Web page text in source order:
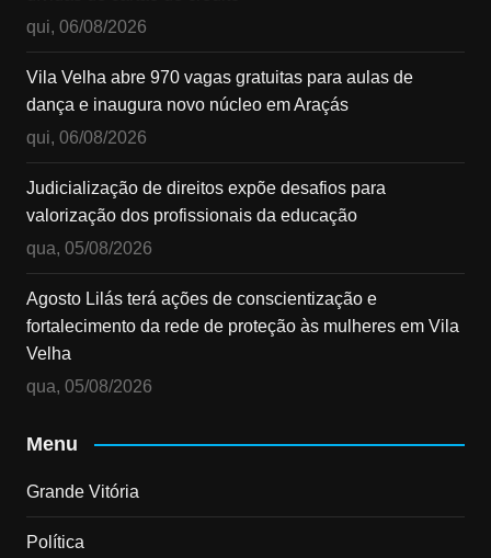
qui, 06/08/2026
Vila Velha abre 970 vagas gratuitas para aulas de
dança e inaugura novo núcleo em Araçás
qui, 06/08/2026
Judicialização de direitos expõe desafios para
valorização dos profissionais da educação
qua, 05/08/2026
Agosto Lilás terá ações de conscientização e
fortalecimento da rede de proteção às mulheres em Vila
Velha
qua, 05/08/2026
Menu
Grande Vitória
Política